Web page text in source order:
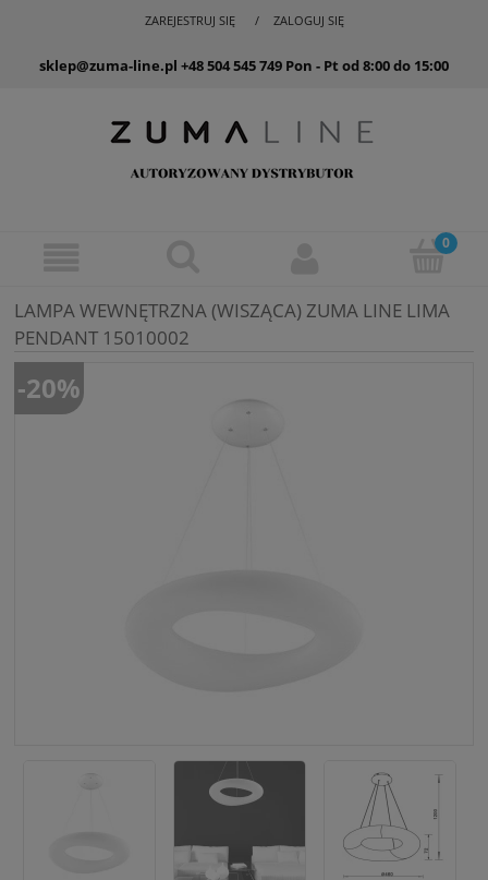
ZAREJESTRUJ SIĘ ZALOGUJ SIĘ
sklep@zuma-line.pl +48 504 545 749 Pon - Pt od 8:00 do 15:00
LAMPA WEWNĘTRZNA (WISZĄCA) ZUMA LINE LIMA
PENDANT 15010002
-20%